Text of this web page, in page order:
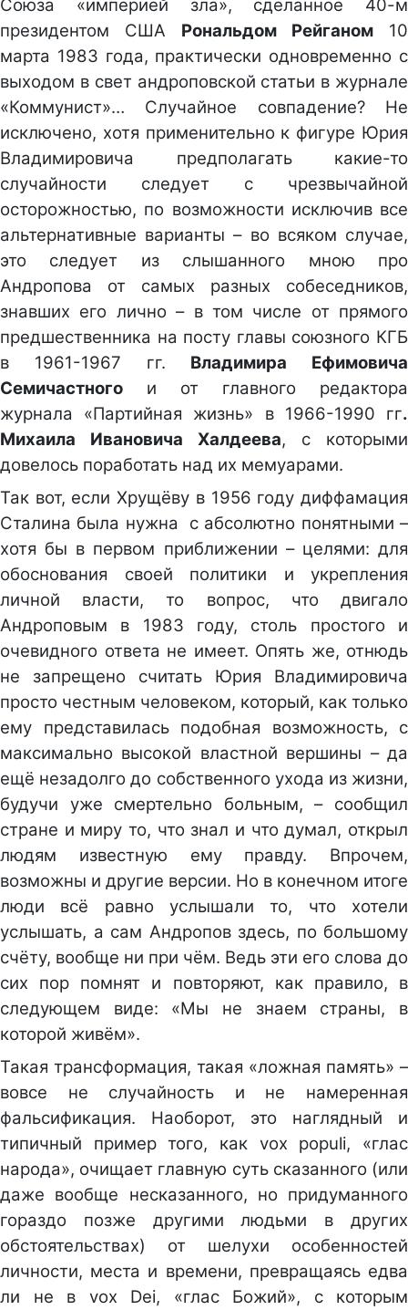
Союза «империей зла», сделанное 40-м
президентом США Рональдом Рейганом 10
марта 1983 года, практически одновременно с
выходом в свет андроповской статьи в журнале
«Коммунист»… Случайное совпадение? Не
исключено, хотя применительно к фигуре Юрия
Владимировича предполагать какие-то
случайности следует с чрезвычайной
осторожностью, по возможности исключив все
альтернативные варианты – во всяком случае,
это следует из слышанного мною про
Андропова от самых разных собеседников,
знавших его лично – в том числе от прямого
предшественника на посту главы союзного КГБ
в 1961-1967 гг. Владимира Ефимовича
Семичастного и от главного редактора
журнала «Партийная жизнь» в 1966-1990 гг.
Михаила Ивановича Халдеева, с которыми
довелось поработать над их мемуарами.
Так вот, если Хрущёву в 1956 году диффамация
Сталина была нужна с абсолютно понятными –
хотя бы в первом приближении – целями: для
обоснования своей политики и укрепления
личной власти, то вопрос, что двигало
Андроповым в 1983 году, столь простого и
очевидного ответа не имеет. Опять же, отнюдь
не запрещено считать Юрия Владимировича
просто честным человеком, который, как только
ему представилась подобная возможность, с
максимально высокой властной вершины – да
ещё незадолго до собственного ухода из жизни,
будучи уже смертельно больным, – сообщил
стране и миру то, что знал и что думал, открыл
людям известную ему правду. Впрочем,
возможны и другие версии. Но в конечном итоге
люди всё равно услышали то, что хотели
услышать, а сам Андропов здесь, по большому
счёту, вообще ни при чём. Ведь эти его слова до
сих пор помнят и повторяют, как правило, в
следующем виде: «Мы не знаем страны, в
которой живём».
Такая трансформация, такая «ложная память» –
вовсе не случайность и не намеренная
фальсификация. Наоборот, это наглядный и
типичный пример того, как vox populi, «глас
народа», очищает главную суть сказанного (или
даже вообще несказанного, но придуманного
гораздо позже другими людьми в других
обстоятельствах) от шелухи особенностей
личности, места и времени, превращаясь едва
ли не в vox Dei, «глас Божий», с которым